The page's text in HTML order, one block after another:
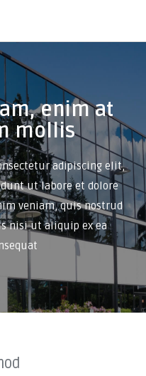
enim at
mollis
adipiscing elit,
ut labore et dolore
veniam, quis nostrud
nisi ut aliquip ex ea